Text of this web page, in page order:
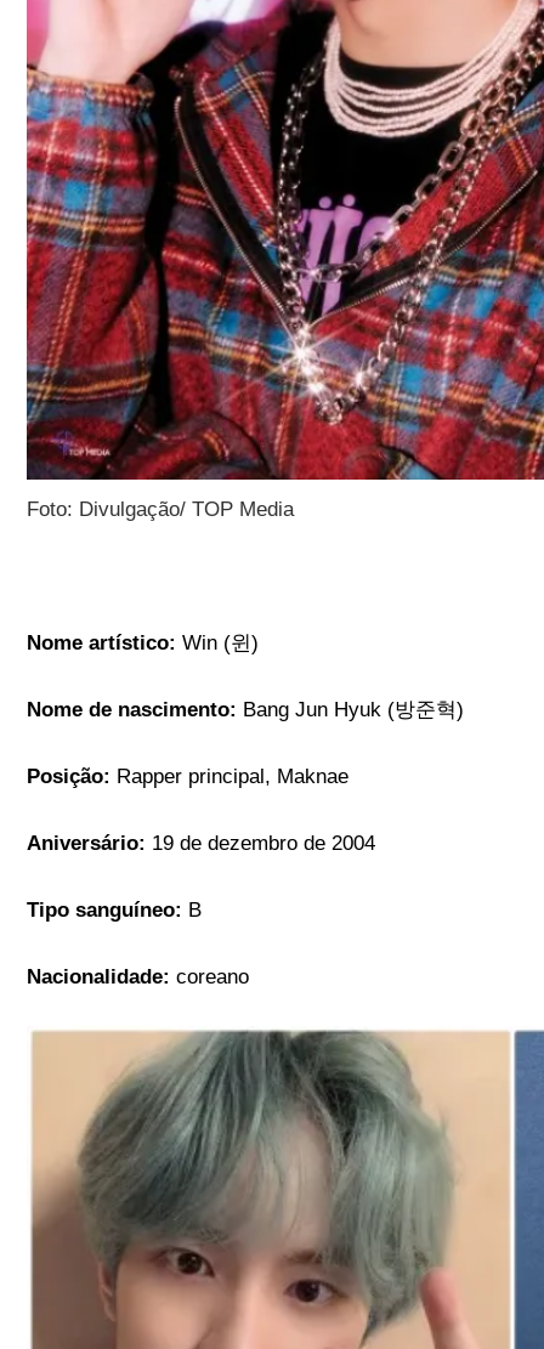
Foto: Divulgação/ TOP Media
Nome artístico: Win (윈)
Nome de nascimento: Bang Jun Hyuk (방준혁)
Posição: Rapper principal, Maknae
Aniversário: 19 de dezembro de 2004
Tipo sanguíneo: B
Nacionalidade:coreano